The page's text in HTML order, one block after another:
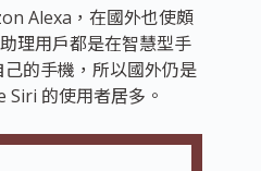
Alexa，在國外也使頗
理用戶都是在智慧型手
的手機，所以國外仍是
的使用者居多。